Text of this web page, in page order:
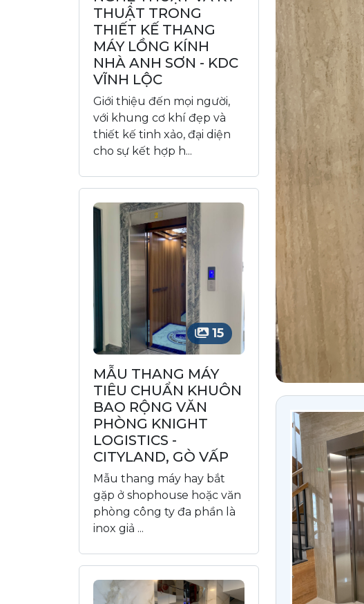
THUẬT TRONG
THIẾT KẾ THANG
MÁY LỒNG KÍNH
NHÀ ANH SƠN - KDC
VĨNH LỘC
Giới thiệu đến mọi người,
với khung cơ khí đẹp và
thiết kế tinh xảo, đại diện
cho sự kết hợp h...
15
MẪU THANG MÁY
TIÊU CHUẨN KHUÔN
BAO RỘNG VĂN
PHÒNG KNIGHT
LOGISTICS -
CITYLAND, GÒ VẤP
Mẫu thang máy hay bắt
gặp ở shophouse hoặc văn
phòng công ty đa phần là
inox giả ...